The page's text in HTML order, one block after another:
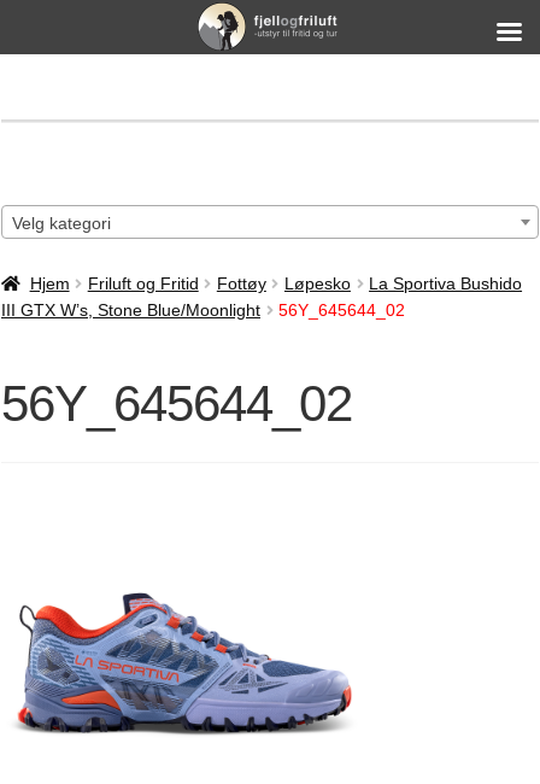
Velg kategori
Hjem Friluft og Fritid Fottøy Løpesko
La Sportiva Bushido
III GTX W’s, Stone Blue/Moonlight
56Y_645644_02
56Y_645644_02